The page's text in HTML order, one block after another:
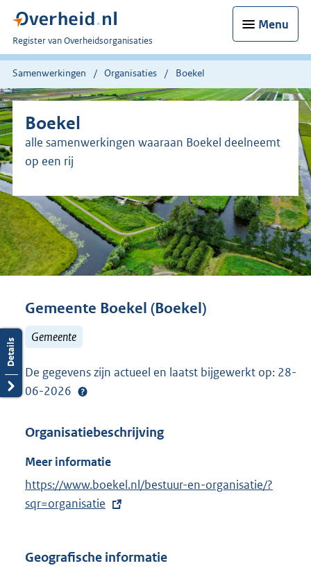
Menu
U
bent
nu
Register van Overheidsorganisaties
Samenwerkingen Organisaties Boekel
Boekel
alle samenwerkingen waaraan Boekel deelneemt
op een rij
Gemeente Boekel (Boekel)
Gemeente
De gegevens zijn actueel en laatst bijgewerkt op: 28-
06-2026
Organisatiebeschrijving
Meer informatie
E
x
r
https://www.boekel.nl/bestuur-en-organisatie/?
sqr=organisatie
Geografische informatie